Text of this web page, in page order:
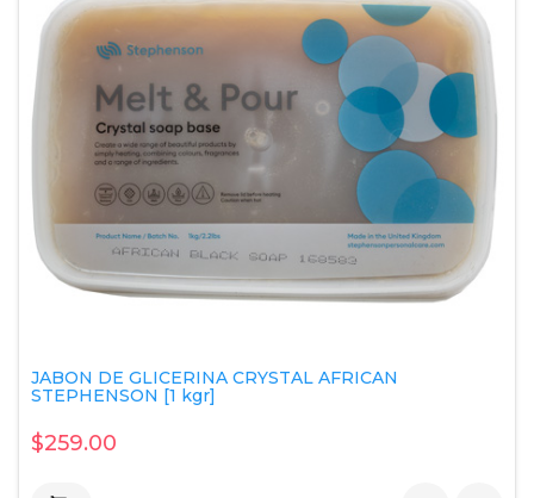
JABON DE GLICERINA CRYSTAL AFRICAN
STEPHENSON [1 kgr]
$259.00